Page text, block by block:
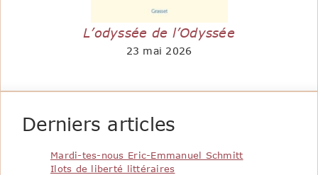
L’odyssée de l’Odyssée
23 mai 2026
Derniers articles
Mardi-tes-nous Eric-Emmanuel Schmitt
Ilots de liberté littéraires